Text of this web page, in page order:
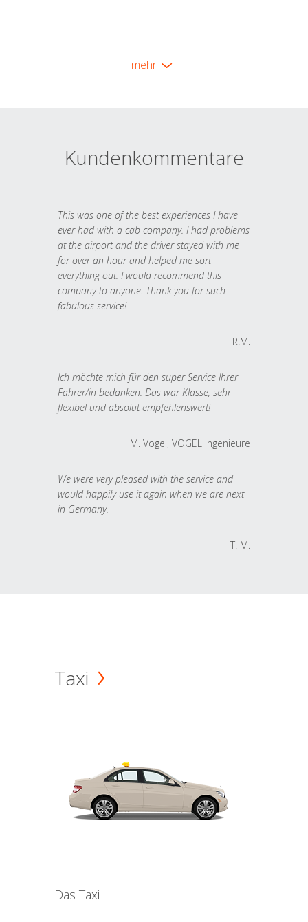
mehr
Kundenkommentare
This was one of the best experiences I have
ever had with a cab company. I had problems
at the airport and the driver stayed with me
for over an hour and helped me sort
everything out. I would recommend this
company to anyone. Thank you for such
fabulous service!
R.M.
Ich möchte mich für den super Service Ihrer
Fahrer/in bedanken. Das war Klasse, sehr
flexibel und absolut empfehlenswert!
M. Vogel, VOGEL Ingenieure
We were very pleased with the service and
would happily use it again when we are next
in Germany.
T. M.
Taxi
Das Taxi